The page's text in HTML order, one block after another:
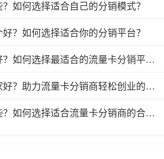
如何选择适合自己的分销模式？
？如何选择适合你的分销平台？
号卡加盟平台哪个好？如何选择最适合的流量卡分销平台？
手机卡加盟平台哪家好？助力流量卡分销商轻松创业的选择
号卡分销渠道有哪些？如何选择适合流量卡分销商的合作平台？